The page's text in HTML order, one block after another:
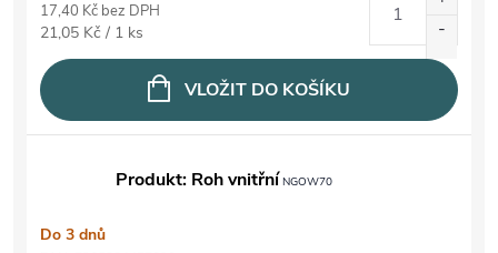
17,40 Kč bez DPH
Měrná cena:
21,05 Kč / 1 ks
VLOŽIT DO KOŠÍKU
Produkt: Roh vnitřní NGOW70
Do 3 dnů